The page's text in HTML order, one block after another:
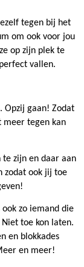
tegen bij het
om ook voor jou
op zijn plek te
vallen.
Opzij gaan! Zodat
meer tegen kan
te zijn en daar aan
zodat ook jij toe
zo iemand die
toe kon laten.
en blokkades
en meer!